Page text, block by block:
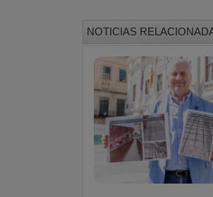
NOTICIAS